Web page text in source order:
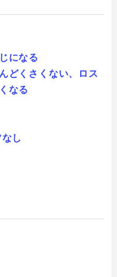
になる
どくさくない、ロス
なる
し